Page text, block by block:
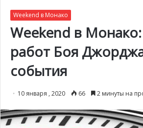
Weekend в Монако
Weekend в
работ Боя
события
10 января , 2020 66 2 минуты на